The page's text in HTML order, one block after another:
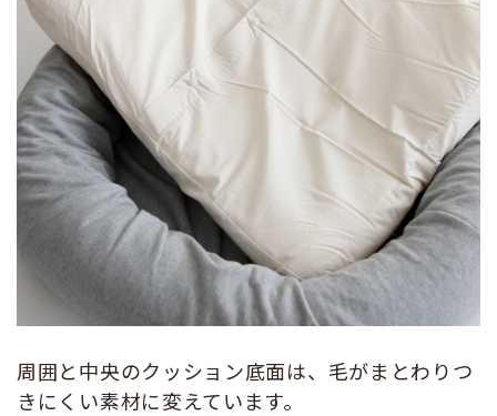
周囲と中央のクッション底面は、毛がまとわりつ
きにくい素材に変えています。